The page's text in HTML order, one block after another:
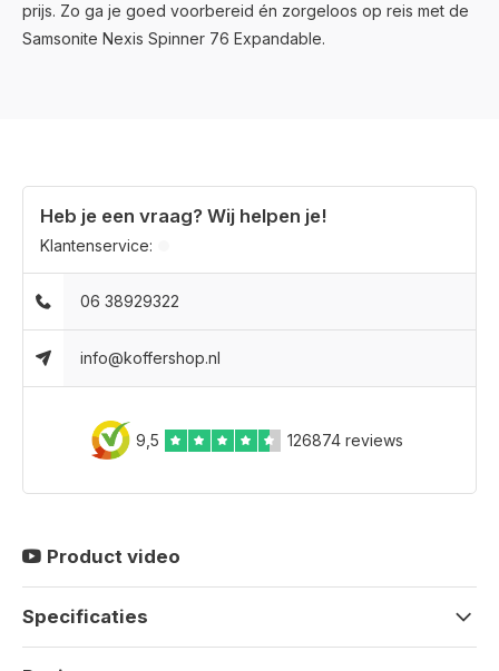
prijs. Zo ga je goed voorbereid én zorgeloos op reis met de
Samsonite Nexis Spinner 76 Expandable.
Heb je een vraag? Wij helpen je!
Klantenservice:
06 38929322
info@koffershop.nl
9,5 126874 reviews
Product video
Specificaties